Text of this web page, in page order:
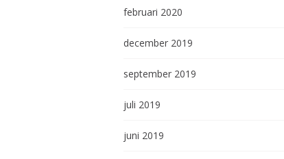
februari 2020
december 2019
september 2019
juli 2019
juni 2019